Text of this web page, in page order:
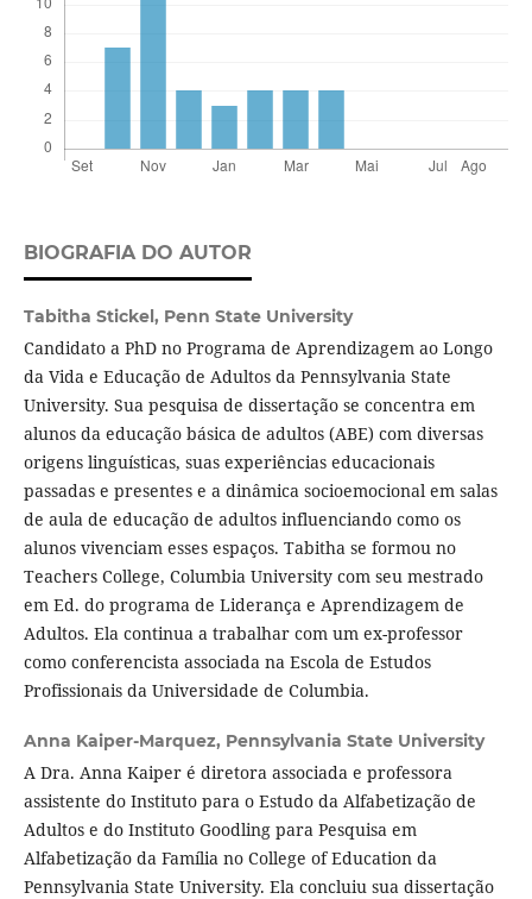
BIOGRAFIA DO AUTOR
Tabitha Stickel, Penn State University
Candidato a PhD no Programa de Aprendizagem ao Longo
da Vida e Educação de Adultos da Pennsylvania State
University. Sua pesquisa de dissertação se concentra em
alunos da educação básica de adultos (ABE) com diversas
origens linguísticas, suas experiências educacionais
passadas e presentes e a dinâmica socioemocional em salas
de aula de educação de adultos influenciando como os
alunos vivenciam esses espaços. Tabitha se formou no
Teachers College, Columbia University com seu mestrado
em Ed. do programa de Liderança e Aprendizagem de
Adultos. Ela continua a trabalhar com um ex-professor
como conferencista associada na Escola de Estudos
Profissionais da Universidade de Columbia.
Anna Kaiper-Marquez, Pennsylvania State University
A Dra. Anna Kaiper é diretora associada e professora
assistente do Instituto para o Estudo da Alfabetização de
Adultos e do Instituto Goodling para Pesquisa em
Alfabetização da Família no College of Education da
Pennsylvania State University. Ela concluiu sua dissertação